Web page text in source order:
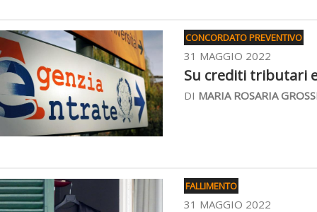
CONCORDATO PREVENTIVO
31 MAGGIO 2022
Su crediti tributari
DI MARIA ROSARIA
FALLIMENTO
31 MAGGIO 2022